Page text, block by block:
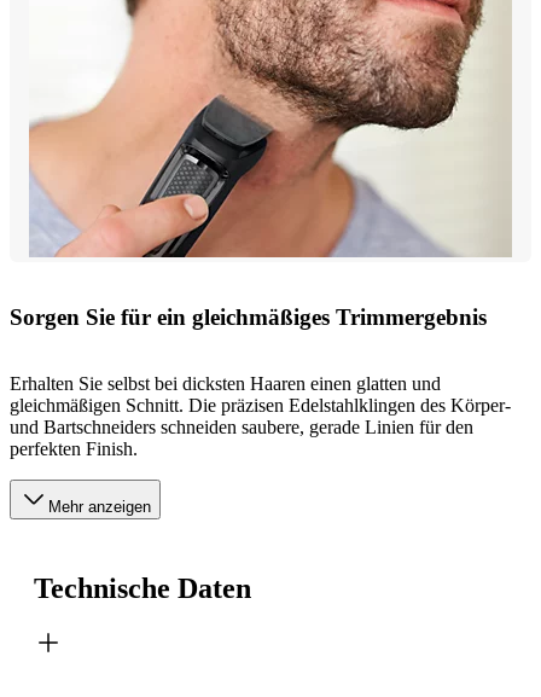
Sorgen Sie für ein gleichmäßiges Trimmergebnis
Erhalten Sie selbst bei dicksten Haaren einen glatten und
gleichmäßigen Schnitt. Die präzisen Edelstahlklingen des Körper-
und Bartschneiders schneiden saubere, gerade Linien für den
perfekten Finish.
Mehr anzeigen
Technische Daten